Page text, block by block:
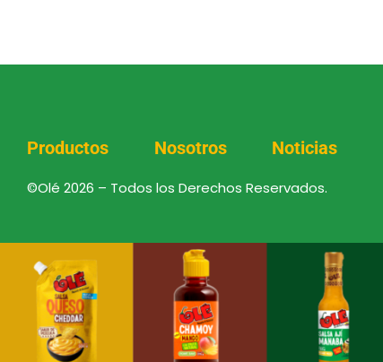
Productos Nosotros Noticias
©Olé 2026 – Todos los Derechos Reservados.